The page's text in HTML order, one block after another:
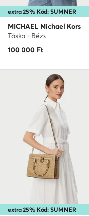
extra 25% Kód: SUMMER
MICHAEL Michael Kors
Táska · Bézs
100 000 Ft
extra 25% Kód: SUMMER